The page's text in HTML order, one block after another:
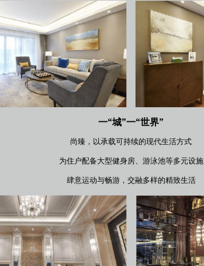
一“城”一“世界”
尚臻，以承载可持续的现代生活方式
为住户配备大型健身房、游泳池等多元设施
肆意运动与畅游，交融多样的精致生活